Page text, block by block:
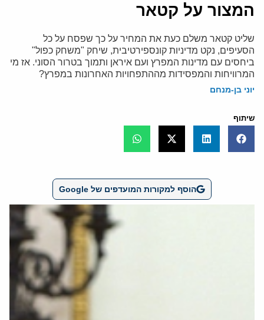
המצור על קטאר
שליט קטאר משלם כעת את המחיר על כך שפסח על כל
הסעיפים, נקט מדיניות קונספירטיבית, שיחק "משחק כפול"
ביחסים עם מדינות המפרץ ועם איראן ותמוך בטרור הסוני. אז מי
המרוויחות והמפסידות מההתפחויות האחרונות במפרץ?
יוני בן-מנחם
שיתוף
הוסף למקורות המועדפים של Google